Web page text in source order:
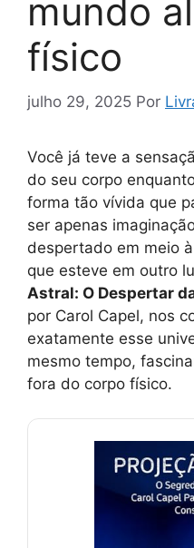
mundo
físico
julho 29, 2025 Por
Você já teve a
do seu corpo
forma tão vívida que
ser apenas
despertado em meio
que esteve em outro
Astral: O Despertar
por Carol Capel, nos
exatamente esse
mesmo tempo,
fora do corpo físico.